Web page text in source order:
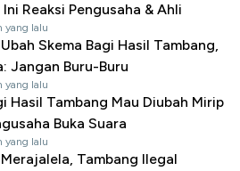
Reaksi Pengusaha & Ahli
yang lalu
Skema Bagi Hasil Tambang,
Jangan Buru-Buru
yang lalu
Hasil Tambang Mau Diubah Mirip
Buka Suara
yang lalu
Tambang Ilegal